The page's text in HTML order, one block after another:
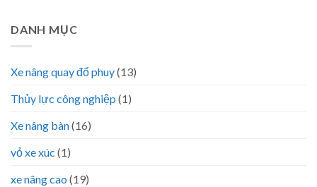
DANH MỤC
Xe nâng quay đổ phuy(13)
Thủy lực công nghiệp (1)
Xe nâng bàn(16)
vỏ xe xúc (1)
xe nâng cao (19)